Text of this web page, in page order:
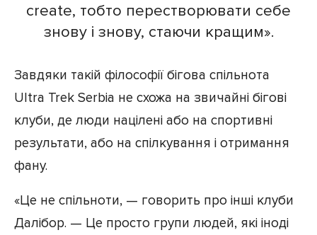
create, тобто перестворювати себе
знову і знову, стаючи кращим».
Завдяки такій філософії бігова спільнота
Ultra Trek Serbia не схожа на звичайні бігові
клуби, де люди націлені або на спортивні
результати, або на спілкування і отримання
фану.
«Це не спільноти, — говорить про інші клуби
Далібор. — Це просто групи людей, які іноді